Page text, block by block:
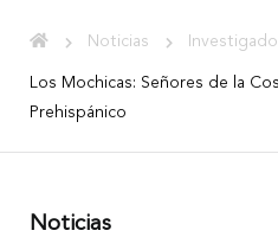
Noticias
Los Mochicas: Señores de la
Prehispánico
Noticias